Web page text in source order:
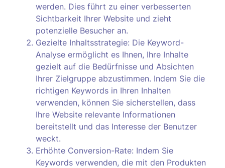
werden. Dies führt zu einer verbesserten
Sichtbarkeit Ihrer Website und zieht
potenzielle Besucher an.
Gezielte Inhaltsstrategie: Die Keyword-
Analyse ermöglicht es Ihnen, Ihre Inhalte
gezielt auf die Bedürfnisse und Absichten
Ihrer Zielgruppe abzustimmen. Indem Sie die
richtigen Keywords in Ihren Inhalten
verwenden, können Sie sicherstellen, dass
Ihre Website relevante Informationen
bereitstellt und das Interesse der Benutzer
weckt.
Erhöhte Conversion-Rate: Indem Sie
Keywords verwenden, die mit den Produkten